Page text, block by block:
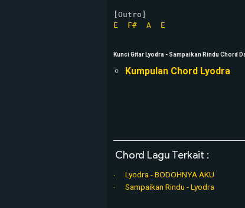
E
F# A E
Kunci Gitar Lyodra - Sampaikan Rindu Chord
Kumpulan Chord Lyodra
Chord Lagu Terkait :
Lyodra - BODOHNYA AKU
Sampaikan Rindu - Lyodra